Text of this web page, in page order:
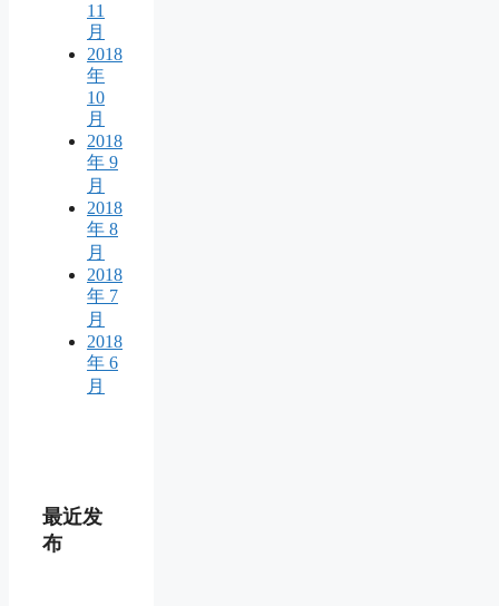
11
月
2018
年
10
月
2018
年 9
月
2018
年 8
月
2018
年 7
月
2018
年 6
月
最近发
布